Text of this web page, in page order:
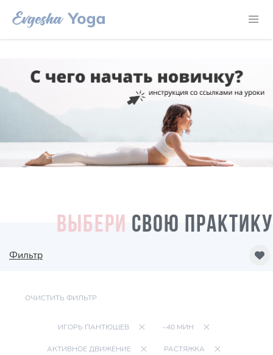
ВЫБЕРИ СВОЮ ПРАКТИКУ
Фильтр
ОЧИСТИТЬ ФИЛЬТР
ИГОРЬ ПАНТЮШЕВ ~40 МИН
АКТИВНОЕ ДВИЖЕНИЕ РАСТЯЖКА